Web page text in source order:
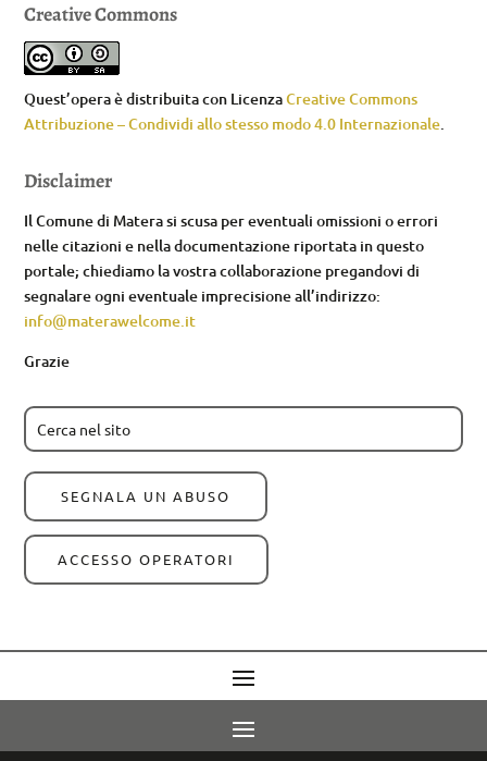
Creative Commons
Quest’opera è distribuita con LicenzaCreative Commons
Attribuzione – Condividi allo stesso modo 4.0 Internazionale.
Disclaimer
Il Comune di Matera si scusa per eventuali omissioni o errori
nelle citazioni e nella documentazione riportata in questo
portale; chiediamo la vostra collaborazione pregandovi di
segnalare ogni eventuale imprecisione all’indirizzo:
info@materawelcome.it
Grazie
SEGNALA UN ABUSO
ACCESSO OPERATORI